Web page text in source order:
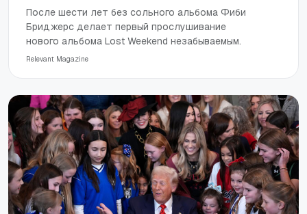
После шести лет без сольного альбома Фиби
Бриджерс делает первый прослушивание
нового альбома Lost Weekend незабываемым.
Relevant Magazine